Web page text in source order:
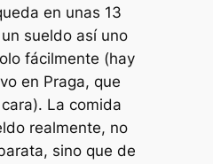
en unas 13
sueldo así uno
fácilmente (hay
en Praga, que
La comida
realmente, no
sino que de